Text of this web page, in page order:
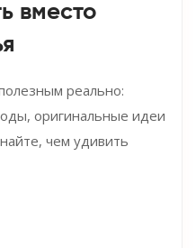
вместо
реально:
оригинальные идеи
чем удивить